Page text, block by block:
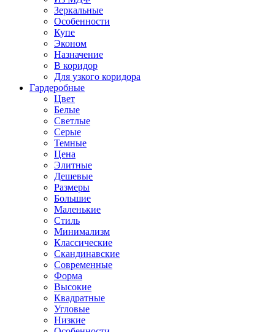
Зеркальные
Особенности
Купе
Эконом
Назначение
В коридор
Для узкого коридора
Гардеробные
Цвет
Белые
Светлые
Серые
Темные
Цена
Элитные
Дешевые
Размеры
Большие
Маленькие
Стиль
Минимализм
Классические
Скандинавские
Современные
Форма
Высокие
Квадратные
Угловые
Низкие